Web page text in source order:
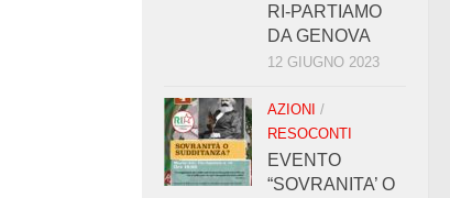
RI-PARTIAMO
DA GENOVA
12 GIUGNO 2023
AZIONI /
RESOCONTI
EVENTO
“SOVRANITA’ O